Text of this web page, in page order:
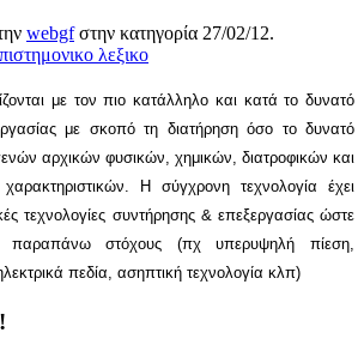
webgfστην κατηγορία 27/02/12.
λεξικο
με τον πιο κατάλληλο και κατά το δυνατό
με σκοπό τη διατήρηση όσο το δυνατό
αρχικών φυσικών, χημικών, διατροφικών και
Η σύγχρονη τεχνολογία έχει
τεχνολογίες συντήρησης & επεξεργασίας ώστε
παραπάνω στόχους (πχ υπερυψηλή πίεση,
πεδία, ασηπτική τεχνολογία κλπ)